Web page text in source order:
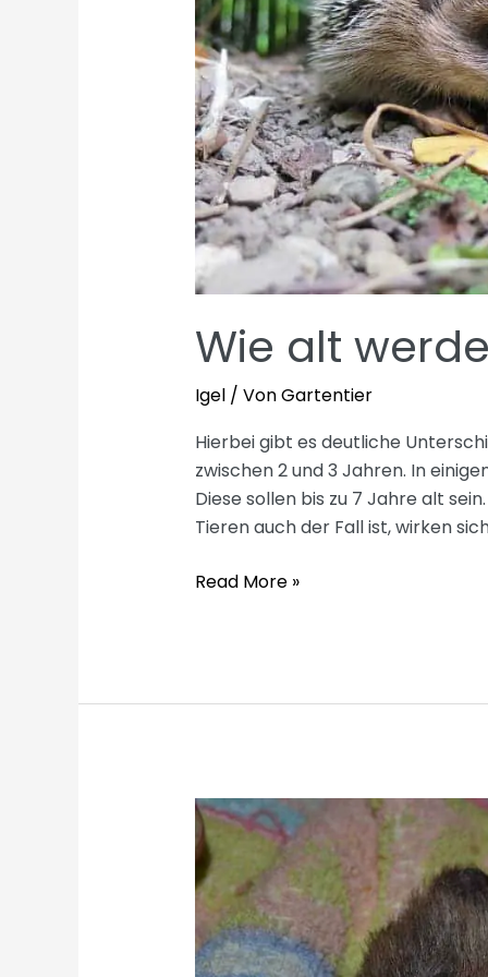
Wie alt
Igel/ VonGartentier
Hierbei gibt es deutliche
zwischen 2 und 3 Jahren. In
Diese sollen bis zu 7 Jahre alt
Tieren auch der Fall ist, wirken
Wie
Read More »